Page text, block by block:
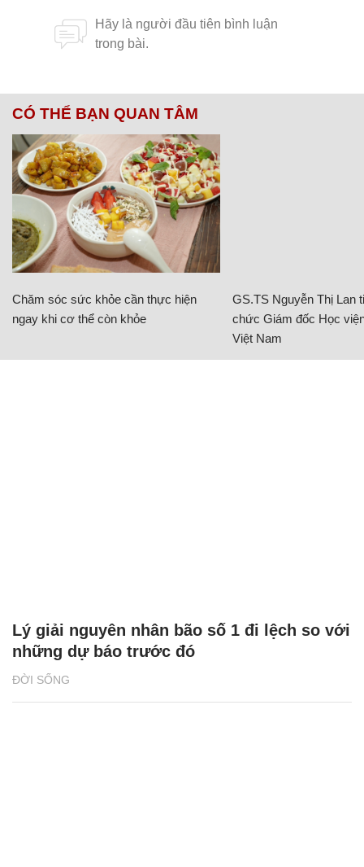
CÓ THỂ BẠN QUAN TÂM
Chăm sóc sức khỏe cần thực hiện
ngay khi cơ thể còn khỏe
GS.TS Nguyễn Thị Lan
chức Giám đốc Học
Việt Nam
ĐỜI SỐNG
Lý giải nguyên nhân bão số 1 đi lệch so với
những dự báo trước đó